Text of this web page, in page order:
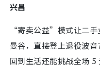
兴昌
“寄卖公益”模式让二
曼谷，直接登上退役波音
回到生活还能挑战全场